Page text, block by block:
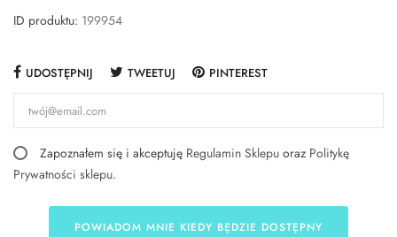
ID produktu: 199954
UDOSTĘPNIJ TWEETUJ PINTEREST
Zapoznałem się i akceptuję Regulamin Sklepu oraz Politykę
Prywatności sklepu.
POWIADOM MNIE KIEDY BĘDZIE DOSTĘPNY